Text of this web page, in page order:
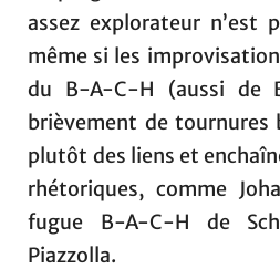
assez explorateur n’est
même si les
du B-A-C-H (aussi de
brièvement de tournures
plutôt des liens et
rhétoriques, comme
fugue B-A-C-H de
Piazzolla.